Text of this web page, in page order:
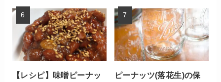
【レシピ】味噌ピーナッ
ピーナッツ(落花生)の保